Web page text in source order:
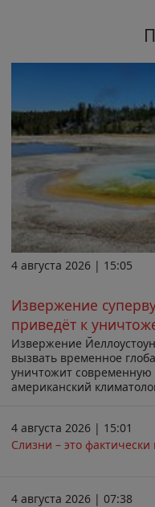
4 августа 2026 | 15:05
Извержение
приведёт к
Извержение
вызвать временное
уничтожит
американский
4 августа 2026 | 15:01
Слизни – это
4 августа 2026 | 07:38